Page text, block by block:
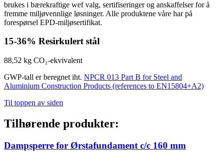
brukes i bærekraftige wef valg, sertifiseringer og anskaffelser for å
fremme miljøvennlige løsninger. Alle produktene våre har på
forespørsel EPD-miljøsertifikat.
15-36% Resirkulert stål
88,52 kg CO₂-ekvivalent
GWP-tall er beregnet iht. NPCR 013 Part B for Steel and
Aluminium Construction Products (references to EN15804+A2)
Til toppen av siden
Tilhørende produkter:
Dampsperre for Ørstafundament c/c 160 mm